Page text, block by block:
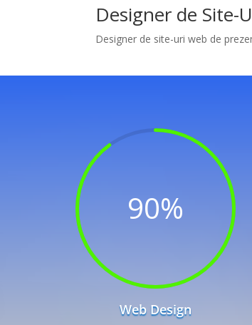
Designer de Site-
Designer de site-uri web de
90%
Web Design